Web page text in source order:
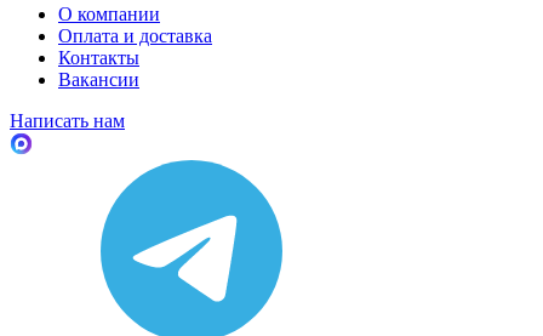
О компании
Оплата и доставка
Контакты
Вакансии
Написать нам